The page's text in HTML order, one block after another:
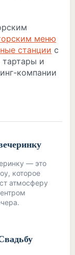
меню
станции с
и
компании
— это
которое
атмосферу